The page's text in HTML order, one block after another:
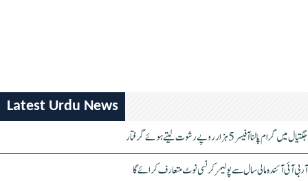
Latest Urdu News
جگتیال میں گرام پالنا آفیسر 5 ہزار روپے رشوت لیتے ہوئے گرفتار
آر بی آئی آئندہ مالی سال سے پولیمر کرنسی نوٹ متعارف کرائے گا